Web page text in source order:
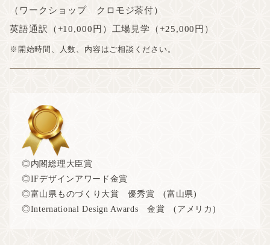
（ワークショップ クロモジ茶付）
英語通訳（+10,000円）工場見学（+25,000円）
※開始時間、人数、内容はご相談ください。
◎内閣総理大臣賞
◎IFデザインアワード金賞
◎富山県ものづくり大賞 優秀賞 (富山県)
◎International Design Awards 金賞 (アメリカ)